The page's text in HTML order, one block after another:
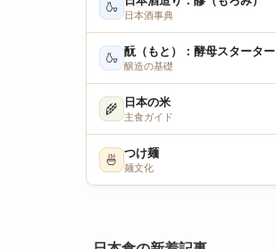
🍶
日本酒事典
🍶 酛（もと）：酵母スターター
醸造の基礎
🌾 日本の米
主食ガイド
🍜 つけ麺
麺文化